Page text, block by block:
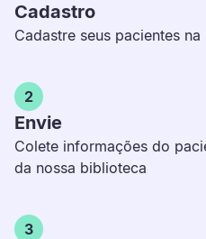
Cadastro
Cadastre seus pacientes
2
Envie
Colete informações do
da nossa biblioteca
3